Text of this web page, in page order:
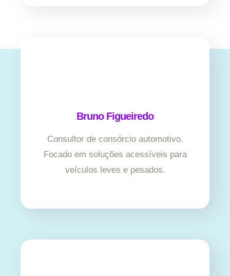
Bruno Figueiredo
Consultor de consórcio automotivo.
Focado em soluções acessíveis para
veículos leves e pesados.